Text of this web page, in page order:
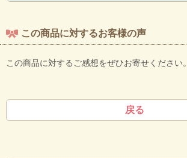
この商品に対するお客様の声
この商品に対するご感想をぜひお寄せください。
戻る